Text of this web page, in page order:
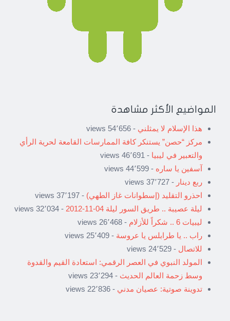
المواضيع الأكثر مشاهدة
هذا الإسلام لا يمثلني - 54٬656 views
مركز “حصن” يستنكر كافة الممارسات القامعة لحرية الرأي
والتعبير في ليبيا - 46٬691 views
آسفين يا ساره - 44٬599 views
ربع دينار - 37٬727 views
احذرو التقليد (إسطوانات غاز الطهي) - 37٬197 views
ليلة عصيبة .. طريق السور ليلة 04-11-2012
- 32٬034 views
ليبيات 6 .. شكراً للأزلام
- 26٬468 views
راب .. يا طرابلس يا عروسة - 25٬409 views
للاتصال - 24٬529 views
المولد النبوي في العصر الرقمي: استعادة القيم والقدوة
وسط زحمة العالم الحديث - 23٬294 views
تدوينة صوتية: عصيان مدني - 22٬836 views